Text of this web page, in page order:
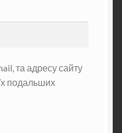
та адресу сайту
подальших